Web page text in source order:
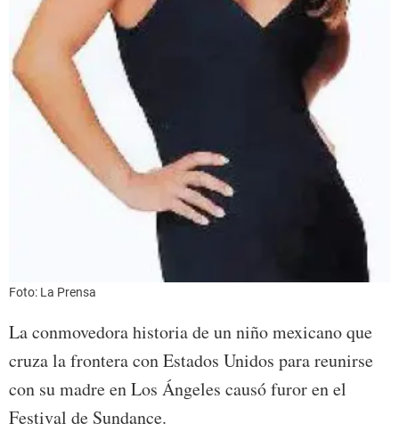
Foto: La Prensa
La conmovedora historia de un niño mexicano que
cruza la frontera con Estados Unidos para reunirse
con su madre en Los Ángeles causó furor en el
Festival de Sundance.